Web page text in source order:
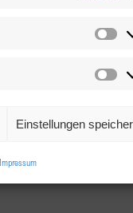
Einstellungen
Impressum
min in